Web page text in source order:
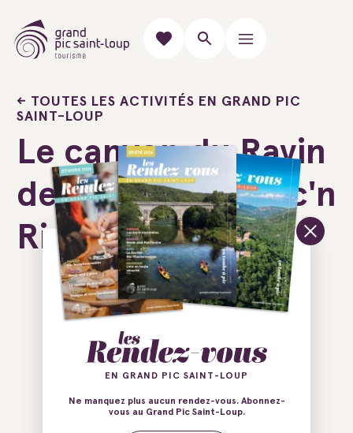
TOUTES LES ACTIVITÉS EN GRAND PIC
SAINT-LOUP
Le canyon du Ravin
des Arcs avec Roc'n
River
Base de Roc'N River
11 avenue du chemin neuf
EN GRAND PIC SAINT-LOUP
Ne manquez plus aucun rendez-vous. Abonnez-
vous au Grand Pic Saint-Loup.